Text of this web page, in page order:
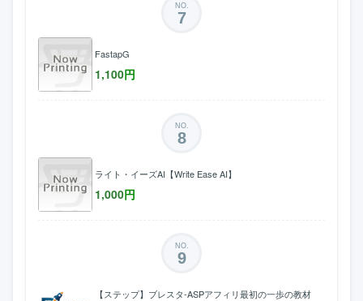
NO.
7
FastapG
1,100円
NO.
8
ライト・イーズAI【Write Ease AI】
1,000円
NO.
9
【ステップ】ブレスタ-ASPアフィリ最初の一歩の教材